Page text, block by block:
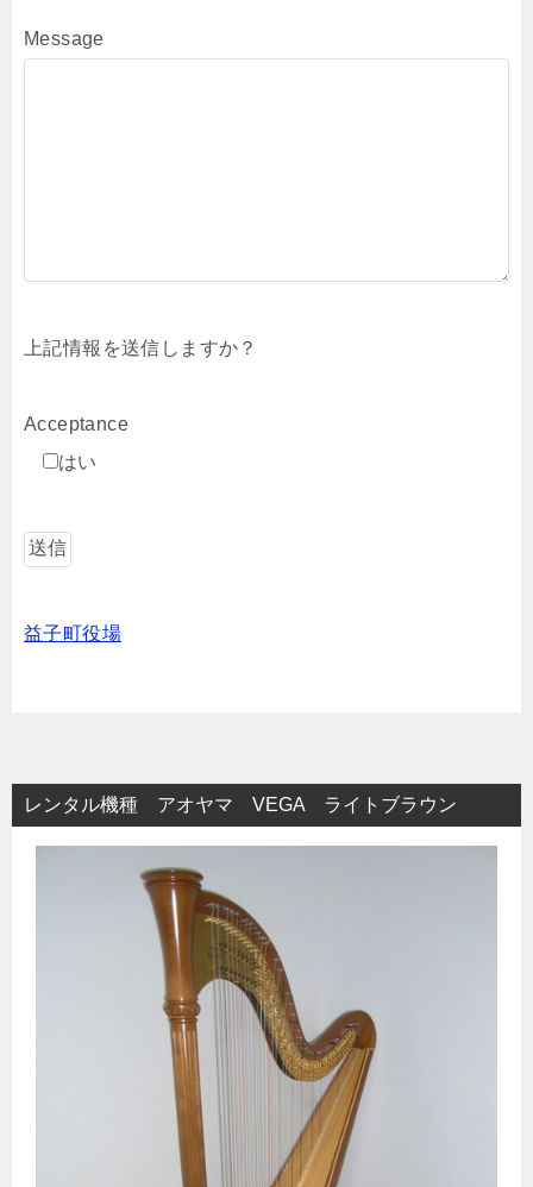
Message
上記情報を送信しますか？
Acceptance
はい
益子町役場
レンタル機種 アオヤマ VEGA ライトブラウン